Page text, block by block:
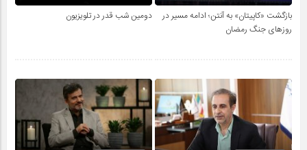
بازگشت «کاپیتان» به آنتن؛ ادامه مسیر در
روزهای جنگ رمضان
دومین شب قدر در تلویزیون